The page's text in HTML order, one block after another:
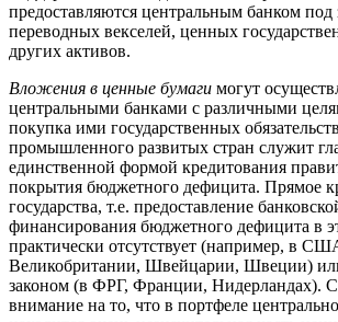
предоставляются центральным банком под
переводных векселей, ценных
других активов.
Вложения в ценные бумаги могут
центральными банками с различными
покупка ими государственных
промышленного развитых стран служит
единственной формой кредитования
покрытия бюджетного дефицита. Прямое
государства, т.е. предоставление
финансирования бюджетного дефицита в
практически отсутствует (например, в
Великобритании, Швейцарии, Швеции)
законом (в ФРГ, Франции, Нидерландах).
внимание на то, что в портфеле